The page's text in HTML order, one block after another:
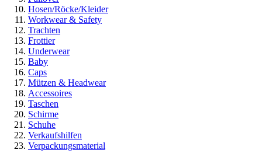
Hosen/Röcke/Kleider
Workwear & Safety
Trachten
Frottier
Underwear
Baby
Caps
Mützen & Headwear
Accessoires
Taschen
Schirme
Schuhe
Verkaufshilfen
Verpackungsmaterial